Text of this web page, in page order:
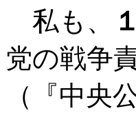
私も、
党の戦争
（『中央